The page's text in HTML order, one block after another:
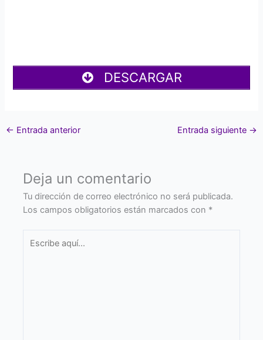
DESCARGAR
← Entrada anterior Entrada siguiente →
Deja un comentario
Tu dirección de correo electrónico no será publicada.
Los campos obligatorios están marcados con *
aquí...